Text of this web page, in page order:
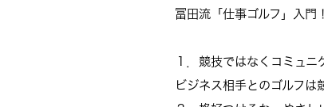
冨田流「仕事ゴルフ」入門！
１．競技ではなくコミュニ
ビジネス相手とのゴルフ